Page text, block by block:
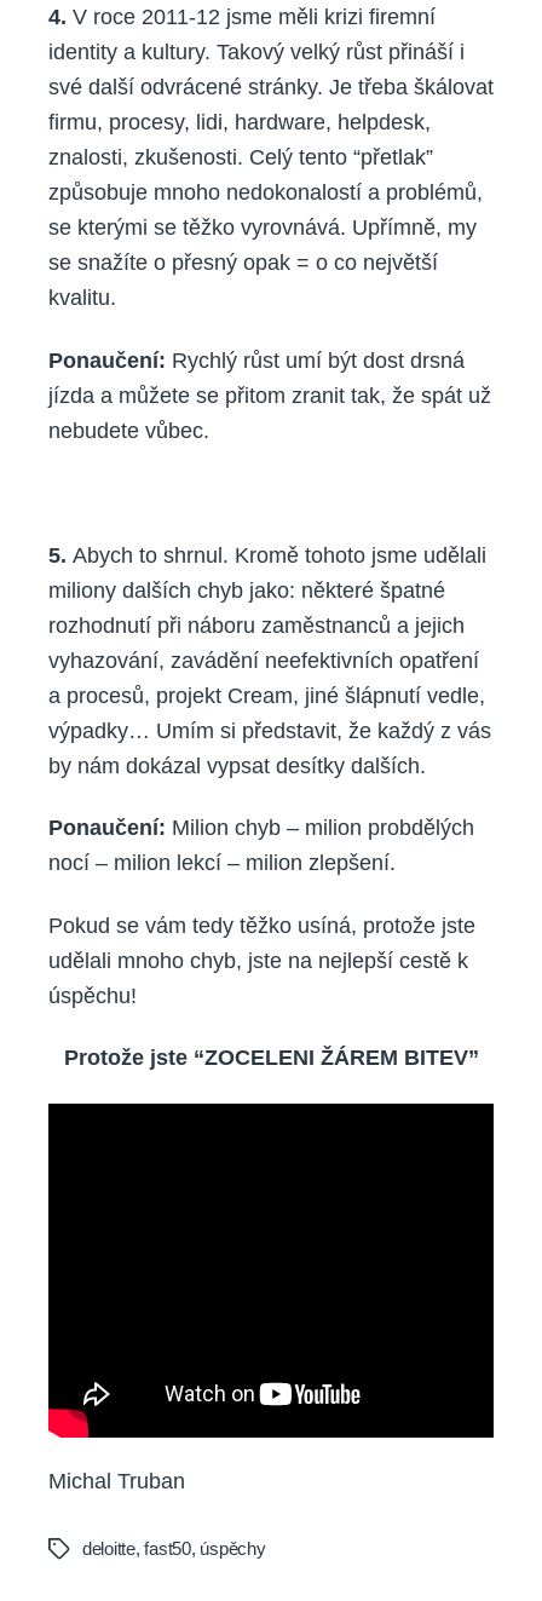
4. V roce 2011-12 jsme měli krizi firemní
identity a kultury. Takový velký růst přináší i
své další odvrácené stránky. Je třeba škálovat
firmu, procesy, lidi, hardware, helpdesk,
znalosti, zkušenosti. Celý tento “přetlak”
způsobuje mnoho nedokonalostí a problémů,
se kterými se těžko vyrovnává. Upřímně, my
se snažíte o přesný opak = o co největší
kvalitu.
Ponaučení: Rychlý růst umí být dost drsná
jízda a můžete se přitom zranit tak, že spát už
nebudete vůbec.
5. Abych to shrnul. Kromě tohoto jsme udělali
miliony dalších chyb jako: některé špatné
rozhodnutí při náboru zaměstnanců a jejich
vyhazování, zavádění neefektivních opatření
a procesů, projekt Cream, jiné šlápnutí vedle,
výpadky… Umím si představit, že každý z vás
by nám dokázal vypsat desítky dalších.
Ponaučení: Milion chyb – milion probdělých
nocí – milion lekcí – milion zlepšení.
Pokud se vám tedy těžko usíná, protože jste
udělali mnoho chyb, jste na nejlepší cestě k
úspěchu!
Protože jste “ZOCELENI ŽÁREM BITEV”
Michal Truban
Tagsdeloitte,fast50, úspěchy